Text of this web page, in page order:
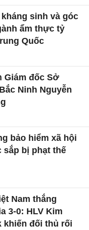
kháng sinh và góc
ẩm thực tỷ
Quốc
Giám đốc Sở
Ninh Nguyễn
bảo hiểm xã hội
sắp bị phạt thế
Nam thắng
3-0: HLV Kim
khiến đối thủ rối